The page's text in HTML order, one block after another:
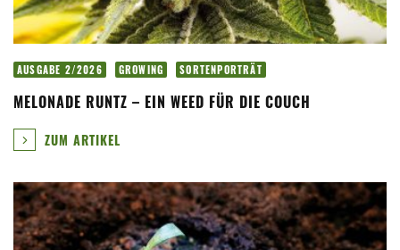
AUSGABE 2/2026 GROWING SORTENPORTRÄT
MELONADE RUNTZ – EIN WEED FÜR DIE COUCH
ZUM ARTIKEL